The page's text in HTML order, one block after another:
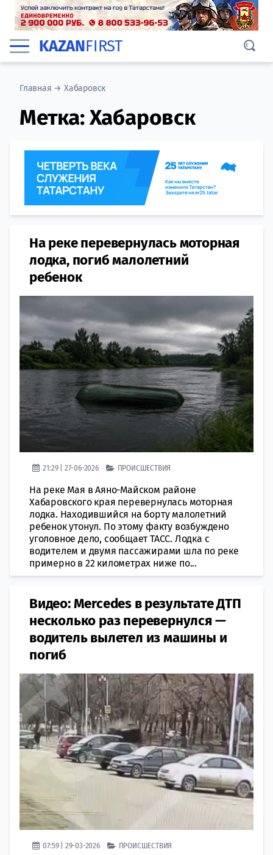
KAZANFIRST
Главная →Хабаровск
Метка:Хабаровск
На реке перевернулась моторная
лодка, погиб малолетний
ребенок
21:29 | 27-06-2026 ПРОИСШЕСТВИЯ
На реке Мая в Аяно-Майском районе
Хабаровского края перевернулась моторная
лодка. Находившийся на борту малолетний
ребенок утонул. По этому факту возбуждено
уголовное дело, сообщает ТАСС. Лодка с
водителем и двумя пассажирами шла по реке
примерно в 22 километрах ниже по...
Видео: Mercedes в результате ДТП
несколько раз перевернулся —
водитель вылетел из машины и
погиб
07:59 | 29-03-2026 ПРОИСШЕСТВИЯ